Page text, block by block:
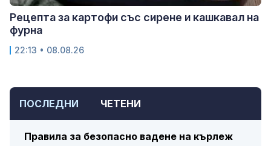
ПОСЛЕДНИ ЧЕТЕНИ
Правила за безопасно вадене на кърлеж
Рецепта за картофи със сирене и кашкавал на
фурна
22:13 • 08.08.26